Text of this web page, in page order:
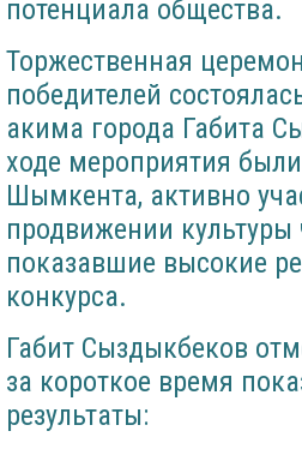
потенциала общества.
Торжественная
победителей
акима города Габита
ходе мероприятия
Шымкента, активно
продвижении культуры
показавшие высокие
конкурса.
Габит Сыздыкбеков
за короткое время
результаты: